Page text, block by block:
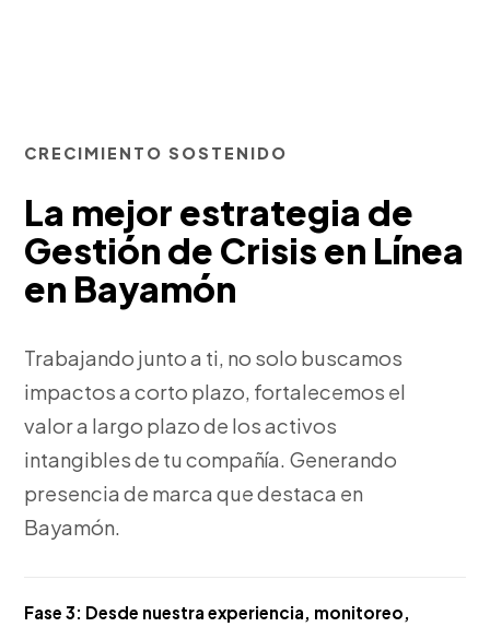
CRECIMIENTO SOSTENIDO
La mejor estrategia de
Gestión de Crisis en Línea
en Bayamón
Trabajando junto a ti, no solo buscamos
impactos a corto plazo, fortalecemos el
valor a largo plazo de los activos
intangibles de tu compañía. Generando
presencia de marca que destaca en
Bayamón.
Fase 3: Desde nuestra experiencia, monitoreo,